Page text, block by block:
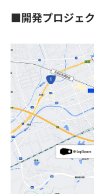
■開発プロジェ